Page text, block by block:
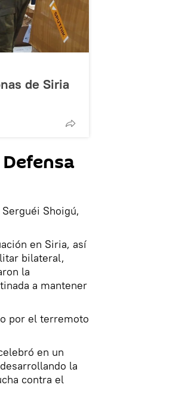
de Siria
Shoigú,
en Siria, así
bilateral,
la
a mantener
por el terremoto
en un
la
contra el